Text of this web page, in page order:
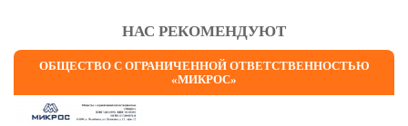
НАС РЕКОМЕНДУЮТ
ОБЩЕСТВО С ОГРАНИЧЕННОЙ ОТВЕТСТВЕННОСТЬЮ
«МИКРОС»